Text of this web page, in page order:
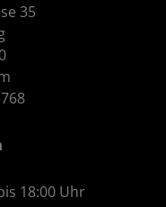
35
18:00 Uhr